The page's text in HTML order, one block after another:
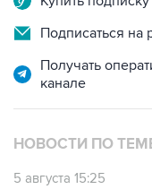
Подписаться на
Получать
канале
НОВОСТИ ПО
5 августа 15:25